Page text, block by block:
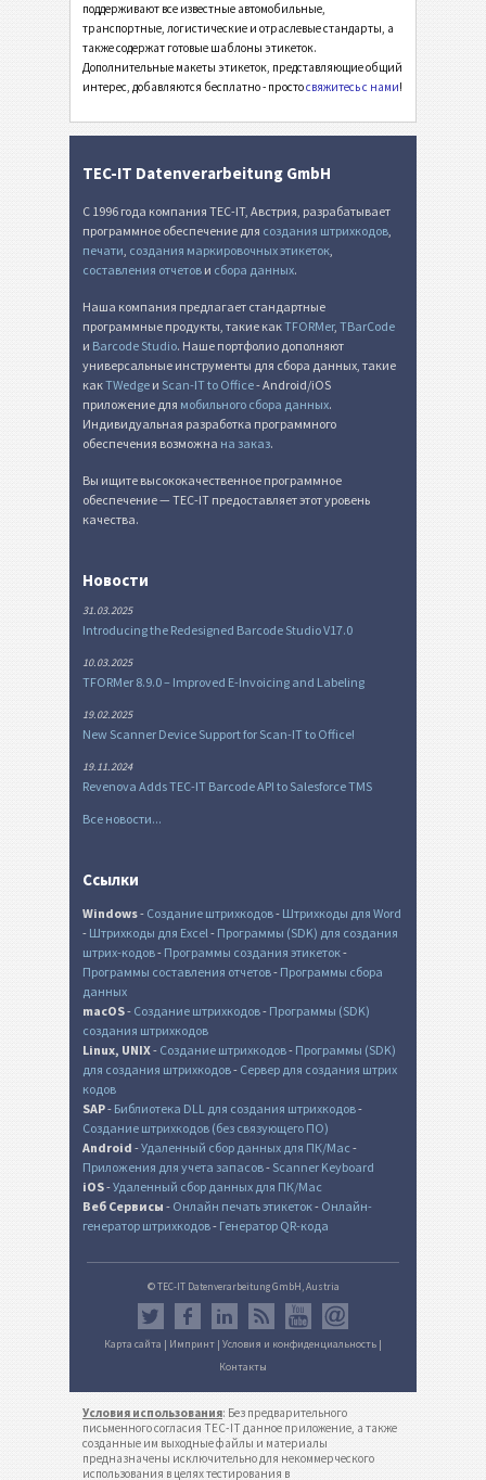
I Инвентарные этикетки
NF Этикетки для пищевых продуктов
₣ Швейцарский QR-счет
П Прочее
поддерживают все известные автомобильные,
транспортные, логистические и отраслевые стандарты, а
также содержат готовые шаблоны этикеток.
Дополнительные макеты этикеток, представляющие общий
интерес, добавляются бесплатно - простосвяжитесь с нами!
TEC-IT Datenverarbeitung GmbH
С 1996 года компания TEC-IT, Австрия, разрабатывает
программное обеспечение для создания штрихкодов,
печати, создания маркировочных этикеток,
составления отчетов и сбора данных.
Наша компания предлагает стандартные
программные продукты, такие какTFORMer, TBarCode
и Barcode Studio. Наше портфолио дополняют
универсальные инструменты для сбора данных, такие
какTWedge и Scan-IT to Office- Android/iOS
приложение для мобильного сбора данных.
Индивидуальная разработка программного
обеспечения возможна на заказ.
Вы ищите высококачественное программное
обеспечение — TEC-IT предоставляет этот уровень
качества.
Новости
31.03.2025
Introducing the Redesigned Barcode Studio V17.0
10.03.2025
TFORMer 8.9.0 – Improved E-Invoicing and Labeling
19.02.2025
New Scanner Device Support for Scan-IT to Office!
19.11.2024
Revenova Adds TEC-IT Barcode API to Salesforce TMS
Все новости...
Ссылки
Windows- Создание штрихкодов- Штрихкоды для Word
- Штрихкоды для Excel- Программы (SDK) для создания
штрих-кодов- Программы создания этикеток-
Программы составления отчетов- Программы сбора
данных
macOS- Создание штрихкодов- Программы (SDK)
создания штрихкодов
Linux, UNIX- Создание штрихкодов- Программы (SDK)
для создания штрихкодов- Сервер для создания штрих
кодов
SAP- Библиотека DLL для создания штрихкодов-
Создание штрихкодов (без связующего ПО)
Android -Удаленный сбор данных для ПК/Mac -
Приложения для учета запасов- Scanner Keyboard
iOS-Удаленный сбор данных для ПК/Mac
Веб Сервисы - Онлайн печать этикеток- Онлайн-
генератор штрихкодов- Генератор QR-кода
© TEC-IT Datenverarbeitung GmbH, Austria
Карта сайта | Импринт | Условия и конфиденциальность |
Контакты
Условия использования: Без предварительного
письменного согласия TEC-IT данное приложение, а также
созданные им выходные файлы и материалы
предназначены исключительно для некоммерческого
использования в целях тестирования в